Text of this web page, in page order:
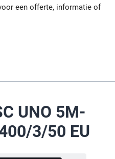
een offerte, informatie of
UNO 5M-
3/50 EU